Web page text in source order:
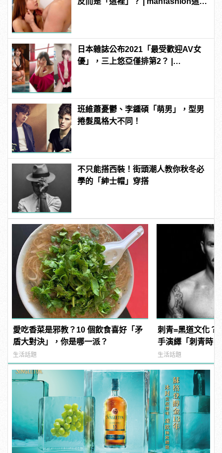
日本雜誌公布2021「最受歡迎AV女
優」，三上悠亞僅排第2？ |
班維蕭憂鬱、李鍾碩「萌男」，型男
捲髮風格大不同！
不只能搭西裝！街頭潮人教你秋冬必
學的「紳士帽」穿搭
愛吃香菜是邪教？10 個飲食喜好「矛
盾大對決」，你是哪一派？
生活話題
刺青=黑道文化？
手演繹「刺青時
生活話題